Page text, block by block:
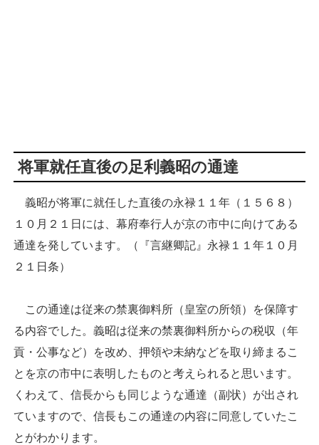
将軍就任直後の足利義昭の通達
義昭が将軍に就任した直後の永禄１１年（１５６８）
１０月２１日には、幕府奉行人が京の市中に向けてある
通達を発しています。（『言継卿記』永禄１１年１０月
２１日条）
この通達は従来の禁裏御料所（皇室の所領）を保障す
る内容でした。義昭は従来の禁裏御料所からの税収（年
貢・公事など）を改め、押領や未納などを取り締まるこ
とを京の市中に表明したものと考えられると思います。
くわえて、信長からも同じような通達（副状）が出され
ていますので、信長もこの通達の内容に同意していたこ
とがわかります。